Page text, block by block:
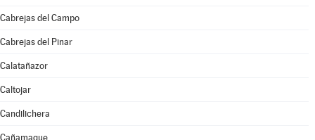
Cabrejas del Campo
Cabrejas del Pinar
Calatañazor
Caltojar
Candilichera
Cañamaque